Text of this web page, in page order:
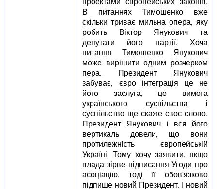
В питаннях Тимошенко вже
скільки триває мильна опера, яку
робить Віктор Янукович та
депутати його партії. Хоча
питання Тимошенко Янукович
може вирішити одним розчерком
пера. Президент Янукович
забуває, євро інтеграція це не
його заслуга, це вимога
українського суспільства і
суспільство ще скаже своє слово.
Президент Янукович і вся його
вертикаль довели, що вони
протилежність європейській
Україні. Тому хочу заявити, якщо
влада зірве підписання Угоди про
асоціацію, тоді її обов'язково
підпише новий Президент. І новий